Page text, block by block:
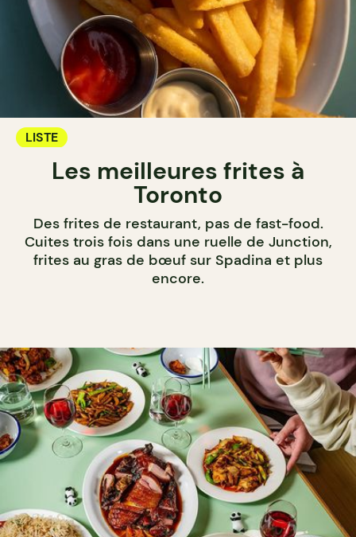
LISTE
Les meilleures frites à
Toronto
Des frites de restaurant, pas de fast-food.
Cuites trois fois dans une ruelle de Junction,
frites au gras de bœuf sur Spadina et plus
encore.